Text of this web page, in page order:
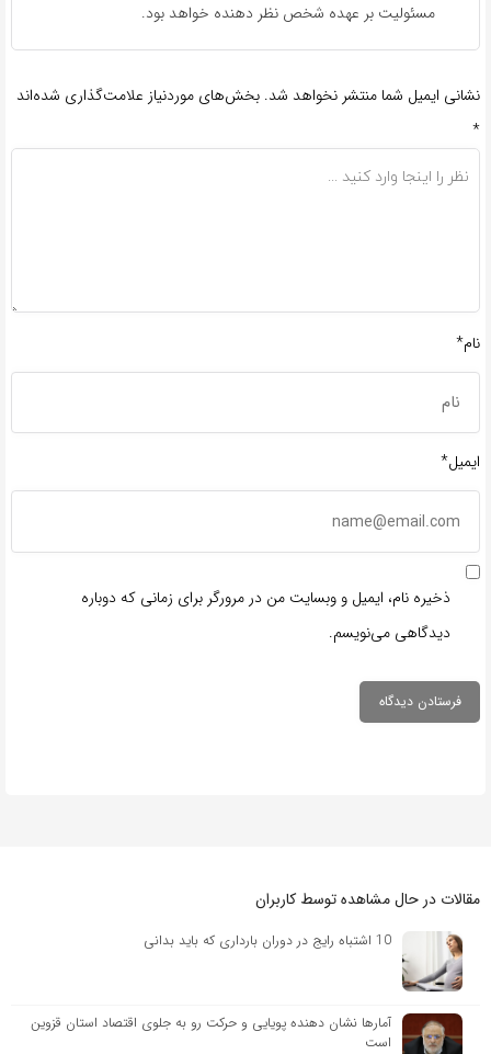
مسئولیت بر عهده شخص نظر دهنده خواهد بود.
نشانی ایمیل شما منتشر نخواهد شد. بخش‌های موردنیاز علامت‌گذاری شده‌اند
*
نام*
ایمیل*
ذخیره نام، ایمیل و وبسایت من در مرورگر برای زمانی که دوباره
دیدگاهی می‌نویسم.
مقالات در حال مشاهده توسط کاربران
10 اشتباه رایج در دوران بارداری که باید بدانی
آمارها نشان دهنده پویایی و حرکت رو به جلوی اقتصاد استان قزوین
است